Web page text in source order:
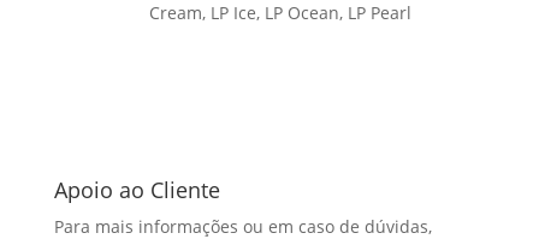
Cream, LP Ice, LP Ocean, LP Pearl
Apoio ao Cliente
Para mais informações ou em caso de dúvidas,